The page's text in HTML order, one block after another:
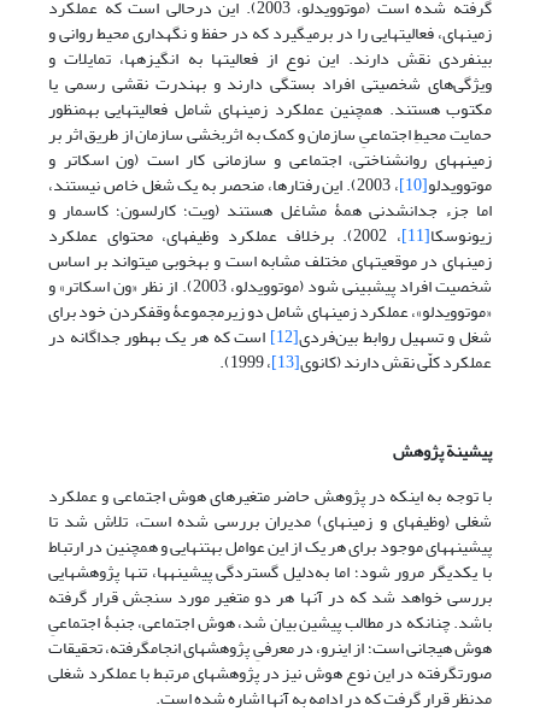
گرفته شده است (موتوویدلو، 2003). این درحالی­ است که عملکرد
زمینه­ای، فعالیت­هایی را در برمی­گیرد که در حفظ و نگهداری محیط روانی و
بین­فردی نقش دارند. این نوع از فعالیت­ها به انگیزه­ها، تمایلات و
ویژگی‌های شخصیتی افراد بستگی دارند و به­ندرت نقشی رسمی یا
مکتوب هستند. همچنین عملکرد زمینه­ای شامل فعالیت­هایی به­منظور
حمایت محیطِ اجتماعیِ سازمان و کمک به اثربخشی سازمان از طریق اثر بر
زمینه­های روان­شناختی، اجتماعی و سازمانی کار است (ون اسکاتر و
موتوویدلو[10] ، 2003). این رفتارها، منحصر به یک شغل خاص نیستند،
اما جزء جدانشدنی همۀ مشاغل هستند (ویت؛ کارلسون؛ کاسمار و
زیونوسکا[11] ، 2002). برخلاف عملکرد وظیفه­ای، محتوای عملکرد
زمینه­ای در موقعیت­های مختلف مشابه است و به­خوبی می­تواند بر اساس
شخصیت افراد پیش­بینی شود (موتوویدلو، 2003). از نظر «ون اسکاتر» و
«موتوویدلو»، عملکرد زمینه­ای شامل دو زیرمجموعۀ وقف­کردن خود برای
شغل و تسهیل روابط بین‌فردی[12] است که هر یک به­طور جداگانه در
عملکرد کلّی نقش دارند (کانوی[13] ، 1999).
پیشینة پژوهش
با توجه به اینکه در پژوهش حاضر متغیرهای هوش اجتماعی و عملکرد
شغلی (وظیفه­ای و زمینه­ای) مدیران بررسی شده است، تلاش شد تا
پیشینه­های موجود برای هر یک از این عوامل به­تنهایی و همچنین در ارتباط
با یکدیگر مرور شود؛ اما به‌دلیل گستردگی پیشینه­ها، تنها پژوهش­هایی
بررسی خواهد شد که در آنها هر دو متغیر مورد سنجش قرار گرفته
باشد. چنانکه در مطالب پیشین بیان شد، هوش اجتماعی، جنبۀ اجتماعیِ
هوش هیجانی است؛ از این­رو، در معرفیِ پژوهش­های انجام­گرفته، تحقیقات
صورت­گرفته در این نوع هوش نیز در پژوهش­های مرتبط با عملکرد شغلی
مدنظر قرار گرفت که در ادامه به آنها اشاره­ شده است.